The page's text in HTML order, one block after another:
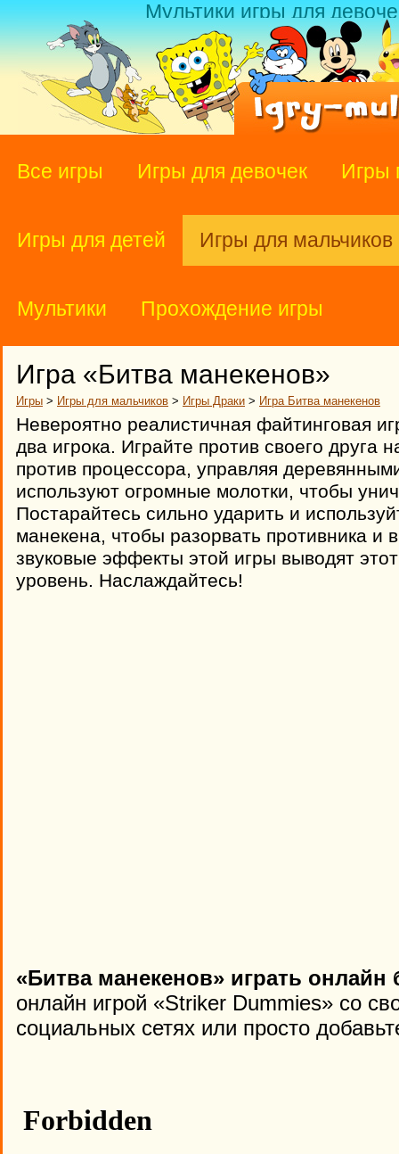
Мультики игры для
Все игры Игры для девочек Игры
Игры для детей Игры для мальчиков
Мультики Прохождение игры
Игра «Битва манекенов»
Игры > Игры для мальчиков > Игры Драки > Игра Битва манекенов
Невероятно реалистичная файтинговая
два игрока. Играйте против своего друга
против процессора, управляя
используют огромные молотки, чтобы
Постарайтесь сильно ударить и
манекена, чтобы разорвать противника и
звуковые эффекты этой игры выводят
уровень. Наслаждайтесь!
«Битва манекенов» играть онлайн
онлайн игрой «Striker Dummies» со
социальных сетях или просто